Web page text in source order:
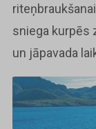
sniega kurpēs
un jāpavada